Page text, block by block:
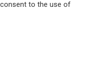
consent to the use of